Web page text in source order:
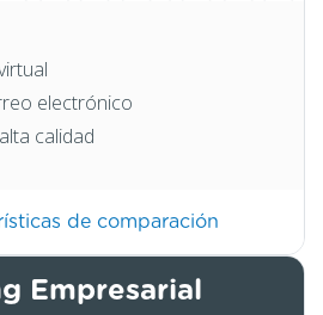
electrónico
calidad
de comparación
Empresarial